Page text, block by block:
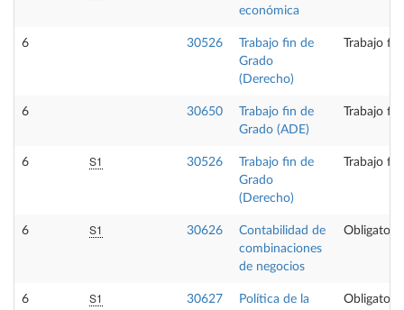
económica
6 30526
Trabajo fin de
Grado
(Derecho)
Trabajo
6 30650
Trabajo fin de
Grado (ADE)
Trabajo
6 S1 30526
Trabajo fin de
Grado
(Derecho)
Trabajo
6 S1 30626
Contabilidad de
combinaciones
de negocios
Obligatoria
6 S1 30627
Política de la
Obligatoria